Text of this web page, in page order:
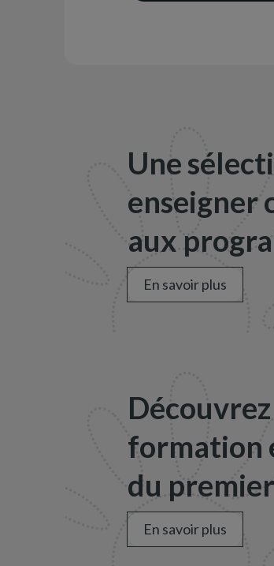
Une
enseigner
aux
En savoir plus
formation
du
En savoir plus